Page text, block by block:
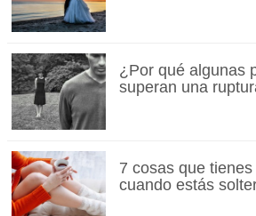
¿Por qué algunas
superan una
7 cosas que
cuando estás